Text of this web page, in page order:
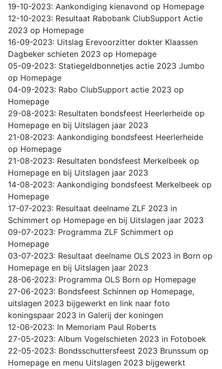
19-10-2023: Aankondiging kienavond op Homepage
12-10-2023: Resultaat Rabobank ClubSupport Actie
2023 op Homepage
16-09-2023: Uitslag Erevoorzitter dokter Klaassen
Dagbeker schieten 2023 op Homepage
05-09-2023: Statiegeldbonnetjes actie 2023 Jumbo
op Homepage
04-09-2023: Rabo ClubSupport actie 2023 op
Homepage
29-08-2023: Resultaten bondsfeest Heerlerheide op
Homepage en bij Uitslagen jaar 2023
21-08-2023: Aankondiging bondsfeest Heerlerheide
op Homepage
21-08-2023: Resultaten bondsfeest Merkelbeek op
Homepage en bij Uitslagen jaar 2023
14-08-2023: Aankondiging bondsfeest Merkelbeek op
Homepage
17-07-2023: Resultaat deelname ZLF 2023 in
Schimmert op Homepage en bij Uitslagen jaar 2023
09-07-2023: Programma ZLF Schimmert op
Homepage
03-07-2023: Resultaat deelname OLS 2023 in Born op
Homepage en bij Uitslagen jaar 2023
28-06-2023: Programma OLS Born op Homepage
27-06-2023: Bondsfeest Schinnen op Homepage,
uitslagen 2023 bijgewerkt en link naar foto
koningspaar 2023 in Galerij der koningen
12-06-2023: In Memoriam Paul Roberts
27-05-2023: Album Vogelschieten 2023 in Fotoboek
22-05-2023: Bondsschuttersfeest 2023 Brunssum op
Homepage en menu Uitslagen 2023 bijgewerkt